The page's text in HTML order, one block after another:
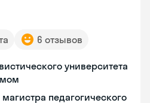
6 отзывов
университета
педагогического